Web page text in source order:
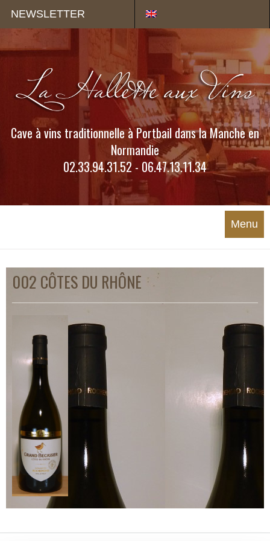
NEWSLETTER
Cave à vins traditionnelle à Portbail dans la Manche en
Normandie
02.33.94.31.52 - 06.47.13.11.34
Menu
002 CÔTES DU RHÔNE
Panneau de gestion des cookies